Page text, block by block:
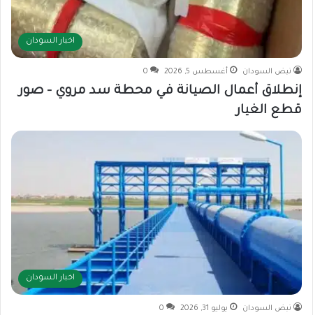
اخبار السودان
نبض السودان أغسطس 5, 2026 0
إنطلاق أعمال الصيانة في محطة سد مروي – صور
قطع الغيار
اخبار السودان
نبض السودان يوليو 31, 2026 0